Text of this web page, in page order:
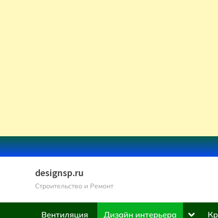
Skip
to
designsp.ru
Строительство и Ремонт
Вентиляция Дизайн интерьера
Toggle